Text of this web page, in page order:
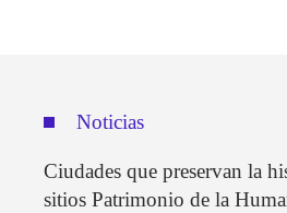
Noticias
Ciudades que preservan la
sitios Patrimonio de la